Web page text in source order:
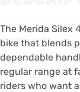
The Merida Silex
bike that blends
dependable
regular range at
riders who want